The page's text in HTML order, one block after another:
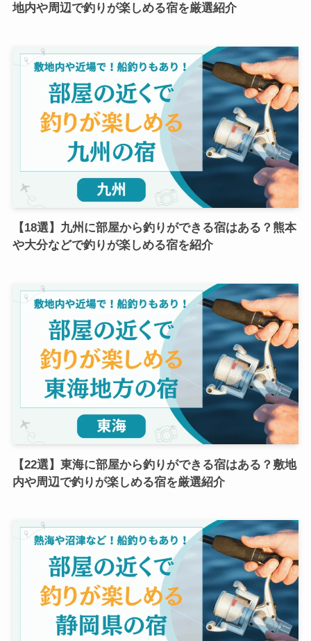
地内や周辺で釣りが楽しめる宿を厳選紹介
【18選】九州に部屋から釣りができる宿はある？熊本
や大分などで釣りが楽しめる宿を紹介
【22選】東海に部屋から釣りができる宿はある？敷地
内や周辺で釣りが楽しめる宿を厳選紹介